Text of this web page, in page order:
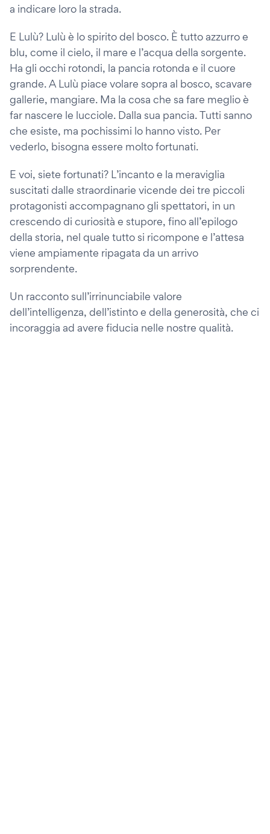
a indicare loro la strada.
E Lulù? Lulù è lo spirito del bosco. È tutto azzurro e
blu, come il cielo, il mare e l’acqua della sorgente.
Ha gli occhi rotondi, la pancia rotonda e il cuore
grande. A Lulù piace volare sopra al bosco, scavare
gallerie, mangiare. Ma la cosa che sa fare meglio è
far nascere le lucciole. Dalla sua pancia. Tutti sanno
che esiste, ma pochissimi lo hanno visto. Per
vederlo, bisogna essere molto fortunati.
E voi, siete fortunati? L’incanto e la meraviglia
suscitati dalle straordinarie vicende dei tre piccoli
protagonisti accompagnano gli spettatori, in un
crescendo di curiosità e stupore, fino all’epilogo
della storia, nel quale tutto si ricompone e l’attesa
viene ampiamente ripagata da un arrivo
sorprendente.
Un racconto sull’irrinunciabile valore
dell’intelligenza, dell’istinto e della generosità, che ci
incoraggia ad avere fiducia nelle nostre qualità.